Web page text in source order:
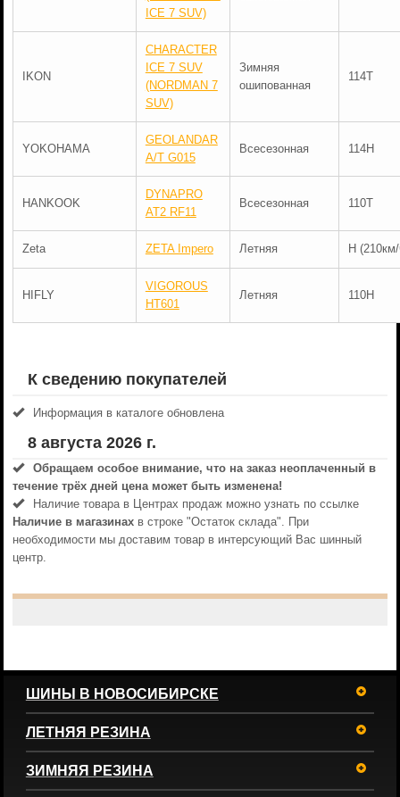
ICE 7 SUV)
IKON
CHARACTER
ICE 7 SUV
(NORDMAN 7
SUV)
Зимняя
ошипованная
114T
YOKOHAMA
GEOLANDAR
A/T G015
Всесезонная 114H
HANKOOK
DYNAPRO
AT2 RF11
Всесезонная 110T
Zeta ZETA Impero Летняя H
HIFLY
VIGOROUS
HT601
Летняя 110H
К сведению покупателей
Информация в каталоге обновлена
8 августа 2026 г.
Обращаем особое внимание, что на заказ неоплаченный в
течениe трёх дней цена может быть изменена!
Наличие товара в Центрах продаж можно узнать по ссылке
Наличие в магазинахв строке "Остаток склада". При
необходимости мы доставим товар в интерсующий Вас шинный
центр.
ШИНЫ В НОВОСИБИРСКЕ
ЛЕТНЯЯ РЕЗИНА
ЗИМНЯЯ РЕЗИНА